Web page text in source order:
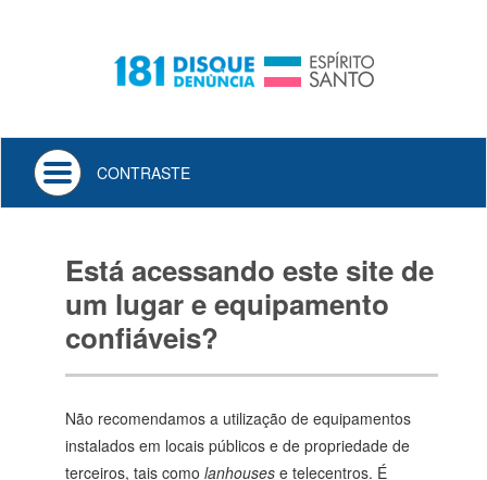
Toggle
navigation
CONTRASTE
Está acessando este site de
um lugar e equipamento
confiáveis?
Não recomendamos a utilização de equipamentos
instalados em locais públicos e de propriedade de
terceiros, tais como lanhouses e telecentros. É